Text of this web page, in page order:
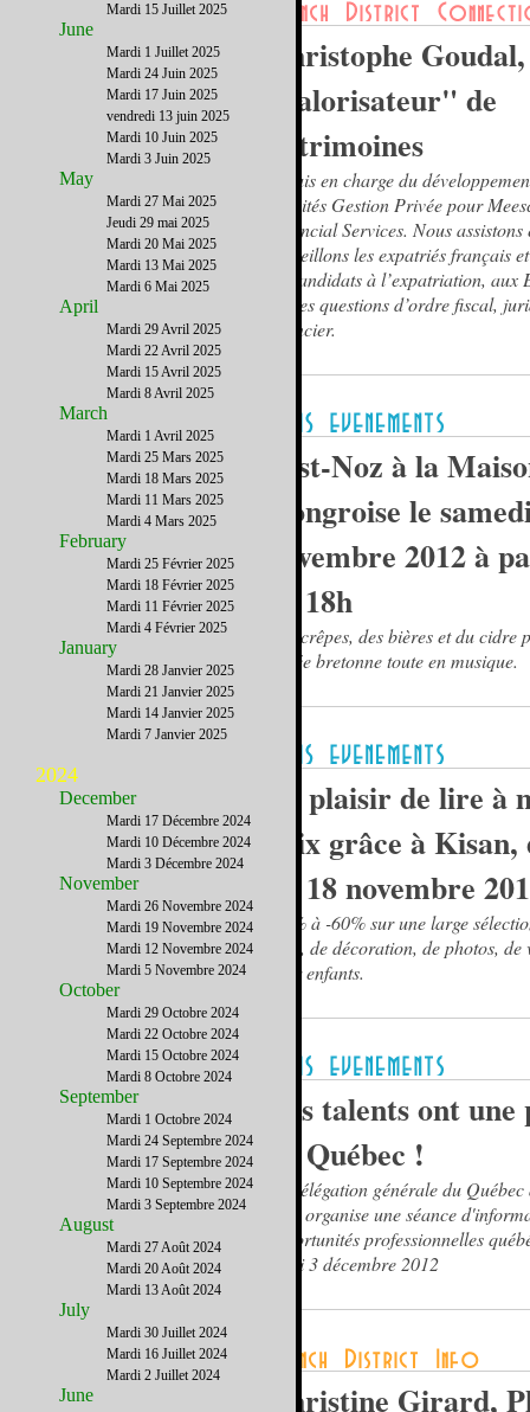
Christophe Goudal,
"valorisateur" de
patrimoines
Je suis en charge du
activités Gestion Privée pour
Financial Services. Nous assistons
conseillons les expatriés français
ou candidats à l’expatriation, aux
sur les questions d’ordre fiscal,
financier.
Fest-Noz à la
Hongroise le
novembre 2012 à
de 18h
Des crêpes, des bières et du cidre
soirée bretonne toute en musique.
Le plaisir de lire à
prix grâce à Kisan,
au 18 novembre
-50% à -60% sur une large
d'art, de décoration, de photos, de
pour enfants.
Vos talents ont une
au Québec !
La délégation générale du
York organise une séance
opportunités professionnelles
lundi 3 décembre 2012
Christine Girard,
Mardi 15 Juillet 2025
June
Mardi 1 Juillet 2025
Mardi 24 Juin 2025
Mardi 17 Juin 2025
vendredi 13 juin 2025
Mardi 10 Juin 2025
Mardi 3 Juin 2025
May
Mardi 27 Mai 2025
Jeudi 29 mai 2025
Mardi 20 Mai 2025
Mardi 13 Mai 2025
Mardi 6 Mai 2025
April
Mardi 29 Avril 2025
Mardi 22 Avril 2025
Mardi 15 Avril 2025
Mardi 8 Avril 2025
March
Mardi 1 Avril 2025
Mardi 25 Mars 2025
Mardi 18 Mars 2025
Mardi 11 Mars 2025
Mardi 4 Mars 2025
February
Mardi 25 Février 2025
Mardi 18 Février 2025
Mardi 11 Février 2025
Mardi 4 Février 2025
January
Mardi 28 Janvier 2025
Mardi 21 Janvier 2025
Mardi 14 Janvier 2025
Mardi 7 Janvier 2025
2024
December
Mardi 17 Décembre 2024
Mardi 10 Décembre 2024
Mardi 3 Décembre 2024
November
Mardi 26 Novembre 2024
Mardi 19 Novembre 2024
Mardi 12 Novembre 2024
Mardi 5 Novembre 2024
October
Mardi 29 Octobre 2024
Mardi 22 Octobre 2024
Mardi 15 Octobre 2024
Mardi 8 Octobre 2024
September
Mardi 1 Octobre 2024
Mardi 24 Septembre 2024
Mardi 17 Septembre 2024
Mardi 10 Septembre 2024
Mardi 3 Septembre 2024
August
Mardi 27 Août 2024
Mardi 20 Août 2024
Mardi 13 Août 2024
July
Mardi 30 Juillet 2024
Mardi 16 Juillet 2024
Mardi 2 Juillet 2024
June